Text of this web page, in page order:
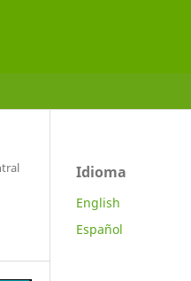
Idioma
English
Español